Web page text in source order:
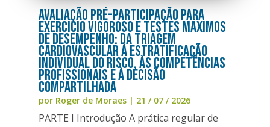
AVALIAÇÃO PRÉ-PARTICIPAÇÃO PARA
EXERCÍCIO VIGOROSO E TESTES MÁXIMOS
DE DESEMPENHO: DA TRIAGEM
CARDIOVASCULAR À ESTRATIFICAÇÃO
INDIVIDUAL DO RISCO, ÀS COMPETÊNCIAS
PROFISSIONAIS E À DECISÃO
COMPARTILHADA
por Roger de Moraes| 21 / 07 / 2026
PARTE I Introdução A prática regular de